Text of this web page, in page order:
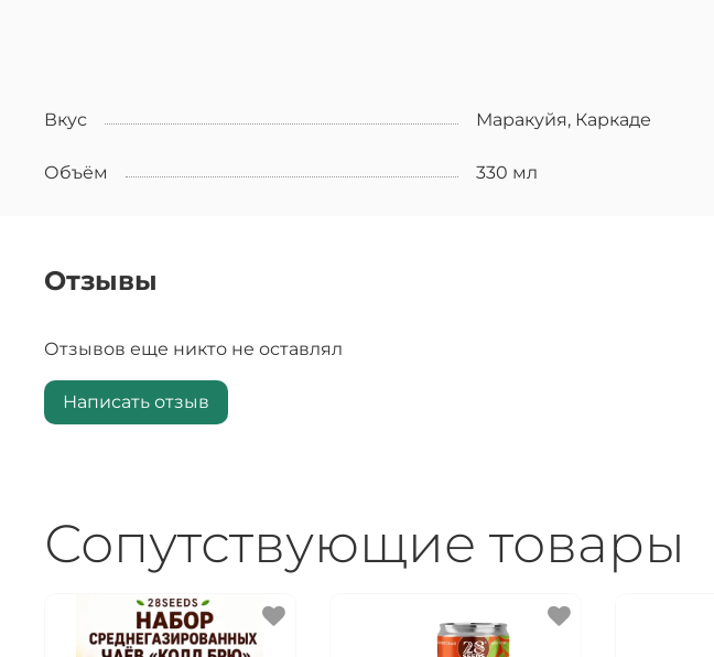
Вкус Маракуйя, Каркаде
Объём 330 мл
Отзывы
Отзывов еще никто не оставлял
Написать отзыв
Сопутствующие товары